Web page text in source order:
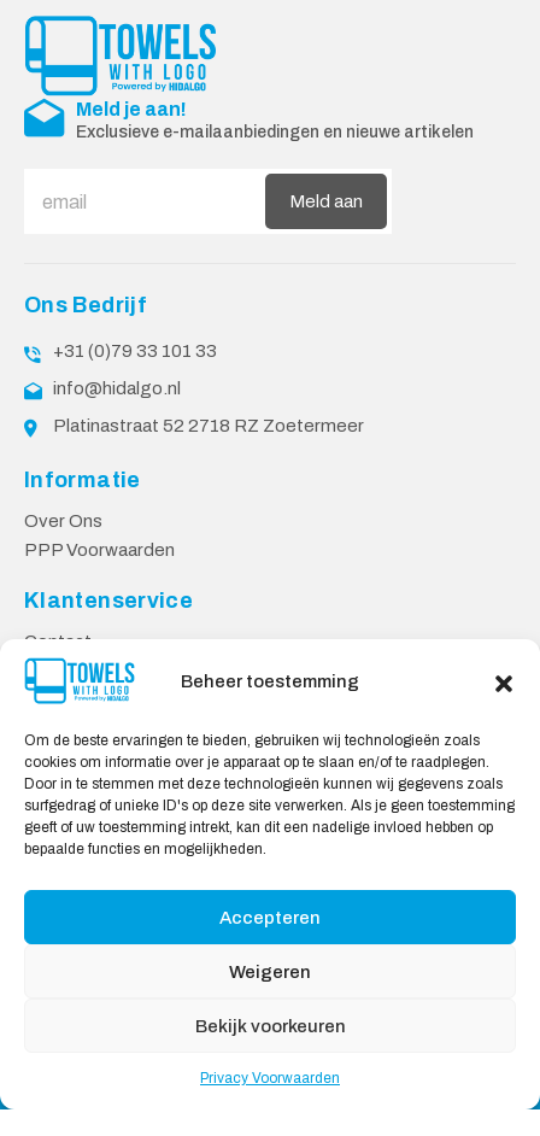
Beheer toestemming
Om de beste ervaringen te bieden, gebruiken wij technologieën zoals
cookies om informatie over je apparaat op te slaan en/of te raadplegen.
Door in te stemmen met deze technologieën kunnen wij gegevens zoals
surfgedrag of unieke ID's op deze site verwerken. Als je geen toestemming
geeft of uw toestemming intrekt, kan dit een nadelige invloed hebben op
bepaalde functies en mogelijkheden.
Accepteren
Weigeren
Bekijk voorkeuren
Privacy Voorwaarden
Meld je aan!
Exclusieve e-mailaanbiedingen en nieuwe artikelen
Meld aan
Ons Bedrijf
+31 (0)79 33 101 33
info@hidalgo.nl
Platinastraat 52 2718 RZ Zoetermeer
Informatie
Over Ons
PPP Voorwaarden
Klantenservice
Contact
Privacy Voorwaarden
Levering & Retourneren
Veilig Shoppen
Mijn account
Winkelwagen
Wij Accepteren:
Copyright © 2026Handdoekeninclusieflogo
reserved